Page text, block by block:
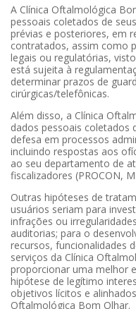
A Clínica Oftalmológica
pessoais coletados de
prévias e posteriores, em
contratados, assim como
legais ou regulatórias,
está sujeita à
determinar prazos de
cirúrgicas/telefônicas.
Além disso, a Clínica
dados pessoais coletados
defesa em processos
incluindo respostas aos
ao seu departamento de
fiscalizadores (PROCON,
Outras hipóteses de
usuários seriam para
infrações ou
auditorias; para o
recursos, funcionalidades
serviços da Clínica
proporcionar uma melhor
hipótese de legítimo
objetivos lícitos e
Oftalmológica Bom Olhar.